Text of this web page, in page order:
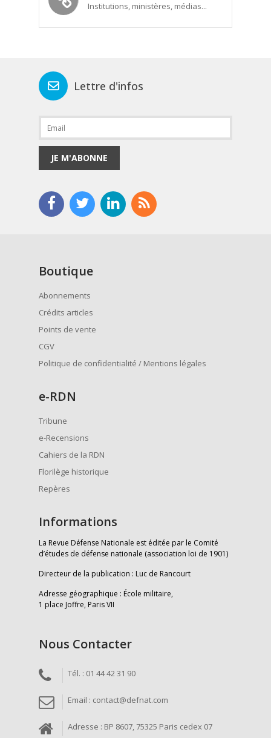
Institutions, ministères, médias...
Lettre d'infos
JE M'ABONNE
Boutique
Abonnements
Crédits articles
Points de vente
CGV
Politique de confidentialité / Mentions légales
e-RDN
Tribune
e-Recensions
Cahiers de la RDN
Florilège historique
Repères
Informations
La Revue Défense Nationale est éditée par le Comité
d’études de défense nationale (association loi de 1901)
Directeur de la publication : Luc de Rancourt
Adresse géographique : École militaire,
1 place Joffre, Paris VII
Nous Contacter
Tél. : 01 44 42 31 90
Email : contact@defnat.com
Adresse : BP 8607, 75325 Paris cedex 07